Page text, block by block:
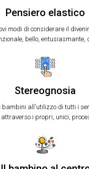
Pensiero elastico
modi di considerare il
bello, entusiasmante,
Stereognosia
bambini all'utilizzo di tutti i
attraverso i propri, unici,